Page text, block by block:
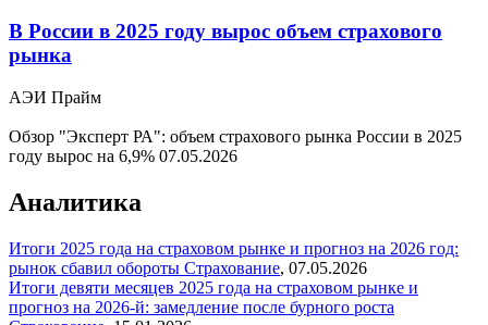
В России в 2025 году вырос объем страхового
рынка
АЭИ Прайм
Обзор "Эксперт РА": объем страхового рынка России в 2025
году вырос на 6,9% 07.05.2026
Аналитика
Итоги 2025 года на страховом рынке и прогноз на 2026 год:
рынок сбавил обороты Страхование, 07.05.2026
Итоги девяти месяцев 2025 года на страховом рынке и
прогноз на 2026-й: замедление после бурного роста